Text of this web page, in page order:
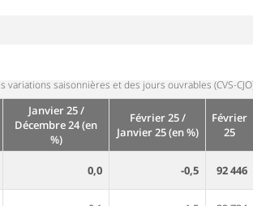
saisonnières et des jours ouvrables (CVS-
Janvier 25 /
Décembre 24 (en
%)
Février 25 /
Janvier 25 (en %)
Février
25
0,0 -0,5 92 446